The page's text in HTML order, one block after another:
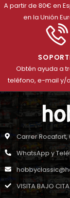
A partir de 80€ en
en la Unión
Obtén ayuda a
teléfono, e-mail y/
Carrer Rocafort,
WhatsApp y
VISITA BAJO